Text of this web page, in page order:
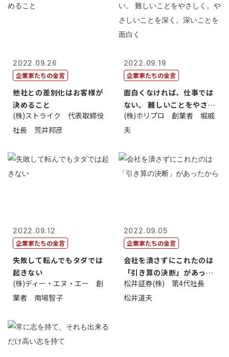
2022.09.26
企業家たちの金言
他社との差別化はお客様が
決めること
(株)ストライク 代表取締役
社長 荒井邦彦
2022.09.19
企業家たちの金言
面白くなければ、仕事では
ない。 難しいことをやさし
く。やさし...
(株)ホリプロ 創業者 堀威
夫
2022.09.12
企業家たちの金言
失敗して転んでもタダでは
起きない
(株)ディー・エヌ・エー 創
業者 南場智子
2022.09.05
企業家たちの金言
会社を潰さずにこれたのは
「引き算の決断」があった
から
松井証券(株) 第4代社長
松井道夫